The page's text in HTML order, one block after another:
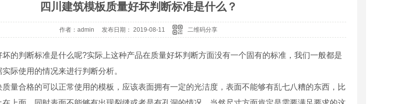
四川建筑模板质量好坏判断标准是什么？
作者：admin 发布日期： 2019-08-11 二维码分享
的判断标准是什么呢?实际上这种产品在质量好坏判断方面没有一个固有的标准，我们一般都是
际使用的情况来进行判断分析。
量合格的可以正常使用的模板，应该表面拥有一定的光洁度，表面不能够有乱七八糟的东西，比